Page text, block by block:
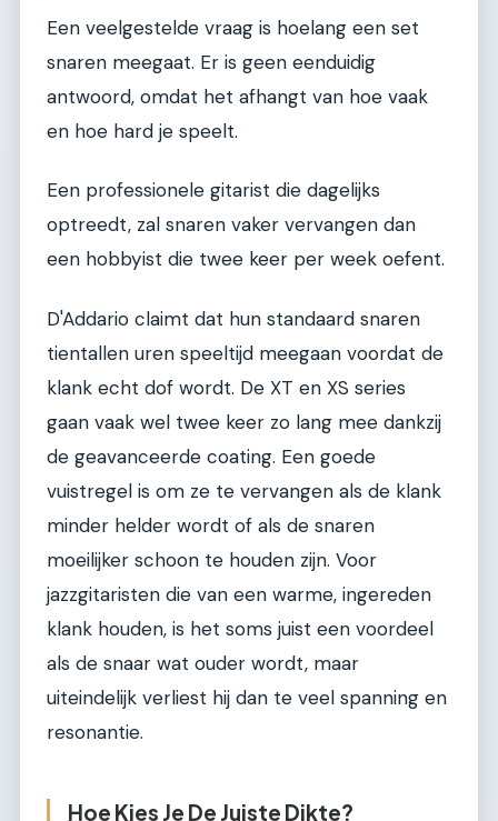
Een veelgestelde vraag is hoelang een set
snaren meegaat. Er is geen eenduidig
antwoord, omdat het afhangt van hoe vaak
en hoe hard je speelt.
Een professionele gitarist die dagelijks
optreedt, zal snaren vaker vervangen dan
een hobbyist die twee keer per week oefent.
D'Addario claimt dat hun standaard snaren
tientallen uren speeltijd meegaan voordat de
klank echt dof wordt. De XT en XS series
gaan vaak wel twee keer zo lang mee dankzij
de geavanceerde coating. Een goede
vuistregel is om ze te vervangen als de klank
minder helder wordt of als de snaren
moeilijker schoon te houden zijn. Voor
jazzgitaristen die van een warme, ingereden
klank houden, is het soms juist een voordeel
als de snaar wat ouder wordt, maar
uiteindelijk verliest hij dan te veel spanning en
resonantie.
Hoe Kies Je De Juiste Dikte?